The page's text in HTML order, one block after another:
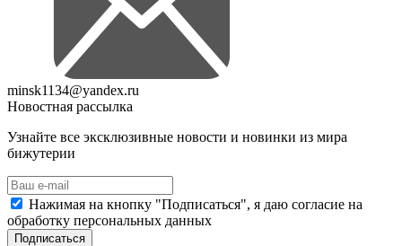
minsk1134@yandex.ru
Новостная рассылка
Узнайте все эксклюзивные новости и новинки из мира
бижутерии
Нажимая на кнопку "Подписаться", я даю согласие на
обработку персональных данных
Подписаться